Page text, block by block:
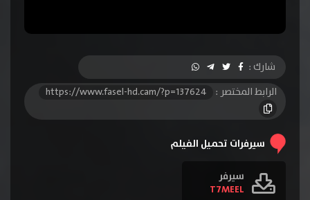
شارك :
الرابط المختصر :
https://www.fasel-hd.cam/?p=137624
سيرفرات تحميل الفيلم
سيرفر
T7MEEL